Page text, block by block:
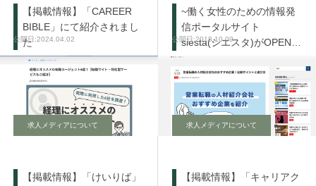
【掲載情報】「CAREER
BIBLE」にて紹介されまし
た 2024.04.02
~働く女性のための情報発
信ポータルサイト
siesta(シエスタ)がOPENし
ました!!〜
2018.10.09
求人メディアについて
【掲載情報】「けいりば」
求人メディアについて
【掲載情報】「キャリアク